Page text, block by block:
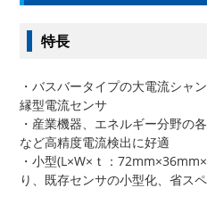
特長
・バスバータイプの大電流シャ
縁型電流センサ
・産業機器、エネルギー分野の
など高精度電流検出に好適
・小型(L×W×ｔ：
り、既存センサの小型化、省ス